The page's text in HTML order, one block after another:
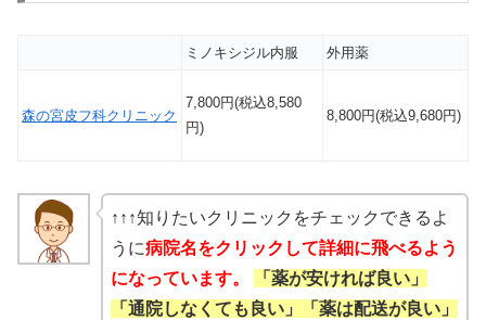
ミノキシジル内服 外用薬
森の宮皮フ科クリニック
7,800円(税込8,580
円)
8,800円(税込9,680円)
↑↑↑知りたいクリニックをチェックできるよ
うに病院名をクリックして詳細に飛べるよう
になっています。
「薬が安ければ良い」
「通院しなくても良い」「薬は配送が良い」